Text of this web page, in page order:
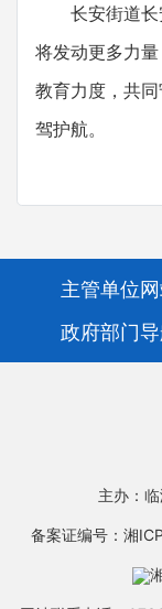
长安街道长
将发动更多力
教育力度，共
驾护航。
主管单位
政府部门
主办：
备案证编号：湘